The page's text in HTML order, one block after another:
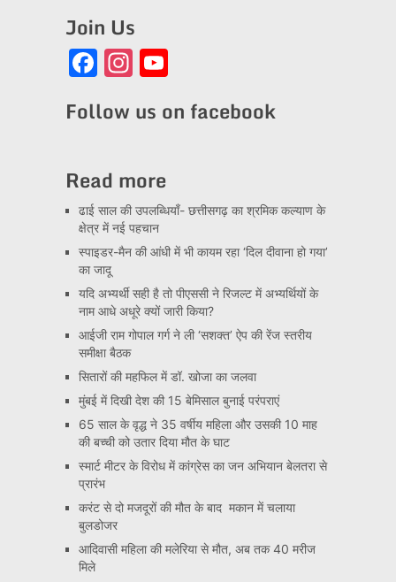
Join Us
Facebook
Instagram
YouTube
Follow us on facebook
Read more
ढाई साल की उपलब्धियाँ- छत्तीसगढ़ का श्रमिक कल्याण के
क्षेत्र में नई पहचान
स्पाइडर-मैन की आंधी में भी कायम रहा ‘दिल दीवाना हो गया’
का जादू
यदि अभ्यर्थी सही है तो पीएससी ने रिजल्ट में अभ्यर्थियों के
नाम आधे अधूरे क्यों जारी किया?
आईजी राम गोपाल गर्ग ने ली ‘सशक्त’ ऐप की रेंज स्तरीय
समीक्षा बैठक
सितारों की महफिल में डॉ. खोजा का जलवा
मुंबई में दिखी देश की 15 बेमिसाल बुनाई परंपराएं
65 साल के वृद्ध ने 35 वर्षीय महिला और उसकी 10 माह
की बच्ची को उतार दिया मौत के घाट
स्मार्ट मीटर के विरोध में कांग्रेस का जन अभियान बेलतरा से
प्रारंभ
करंट से दो मजदूरों की मौत के बाद मकान में चलाया
बुलडोजर
आदिवासी महिला की मलेरिया से मौत, अब तक 40 मरीज
मिले